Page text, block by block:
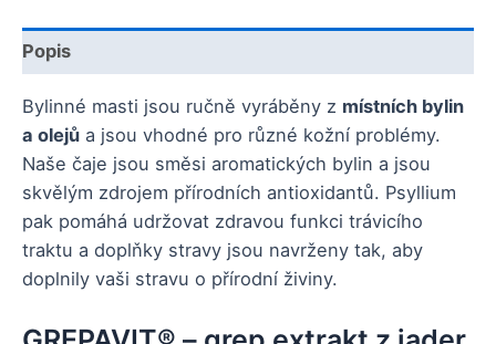
Popis
Bylinné masti jsou ručně vyráběny z místních bylin
a olejů a jsou vhodné pro různé kožní problémy.
Naše čaje jsou směsi aromatických bylin a jsou
skvělým zdrojem přírodních antioxidantů. Psyllium
pak pomáhá udržovat zdravou funkci trávicího
traktu a doplňky stravy jsou navrženy tak, aby
doplnily vaši stravu o přírodní živiny.